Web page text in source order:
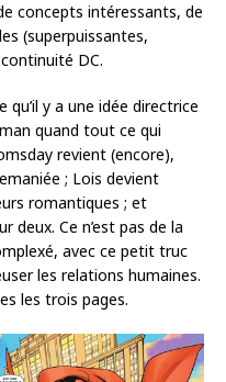
concepts intéressants, de
(superpuissantes,
DC.
y a une idée directrice
quand tout ce qui
revient (encore),
; Lois devient
romantiques ; et
deux. Ce n’est pas de la
avec ce petit truc
les relations humaines.
les trois pages.